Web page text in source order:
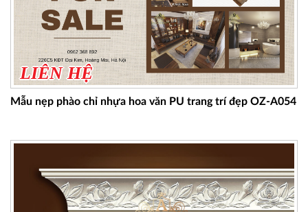
LIÊN HỆ
Mẫu nẹp phào chỉ nhựa hoa văn PU trang trí đẹp OZ-A054